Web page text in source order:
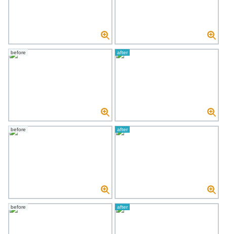
before after
before after
before after